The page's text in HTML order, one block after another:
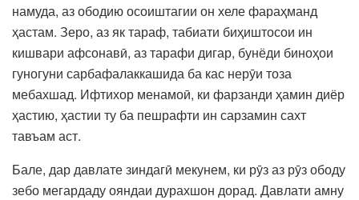
намуда, аз ободию осоиштагии он хеле фараҳманд
ҳастам. Зеро, аз як тараф, табиати биҳиштосои ин
кишвари афсонавӣ, аз тарафи дигар, бунёди биноҳои
гуногуни сарбафалаккашида ба кас нерӯи тоза
мебахшад. Ифтихор менамоӣ, ки фарзанди ҳамин диёр
ҳастию, ҳастии ту ба пешрафти ин сарзамин сахт
тавъам аст.
Бале, дар давлате зиндагӣ мекунем, ки рӯз аз рӯз ободу
зебо мегардаду ояндаи дурахшон дорад. Давлати амну